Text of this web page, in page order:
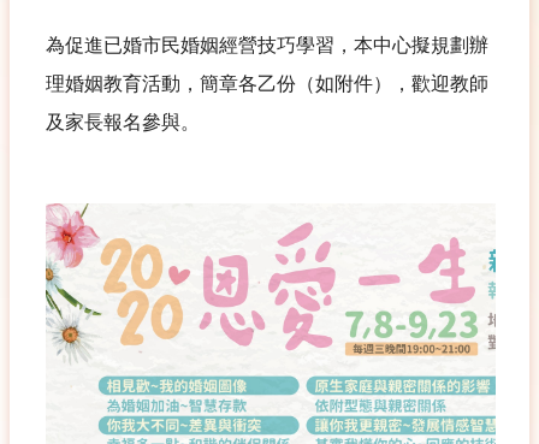
為促進已婚市民婚姻經營技巧學習，本中心擬規劃辦
理婚姻教育活動，簡章各乙份（如附件），歡迎教師
及家長報名參與。